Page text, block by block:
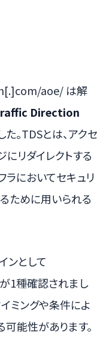
aoe/ は解
Direction
。TDSとは、アクセ
リダイレクトする
ラにおいてセキュリ
ために用いられる
ンとして
1種確認されまし
ミングや条件によ
能性があります。